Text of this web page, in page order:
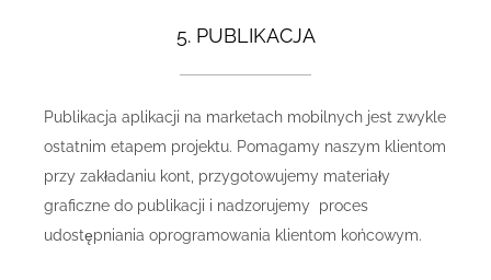
5. PUBLIKACJA
Publikacja aplikacji na marketach mobilnych jest zwykle
ostatnim etapem projektu. Pomagamy naszym klientom
przy zakładaniu kont, przygotowujemy materiały
graficzne do publikacji i nadzorujemy proces
udostępniania oprogramowania klientom końcowym.